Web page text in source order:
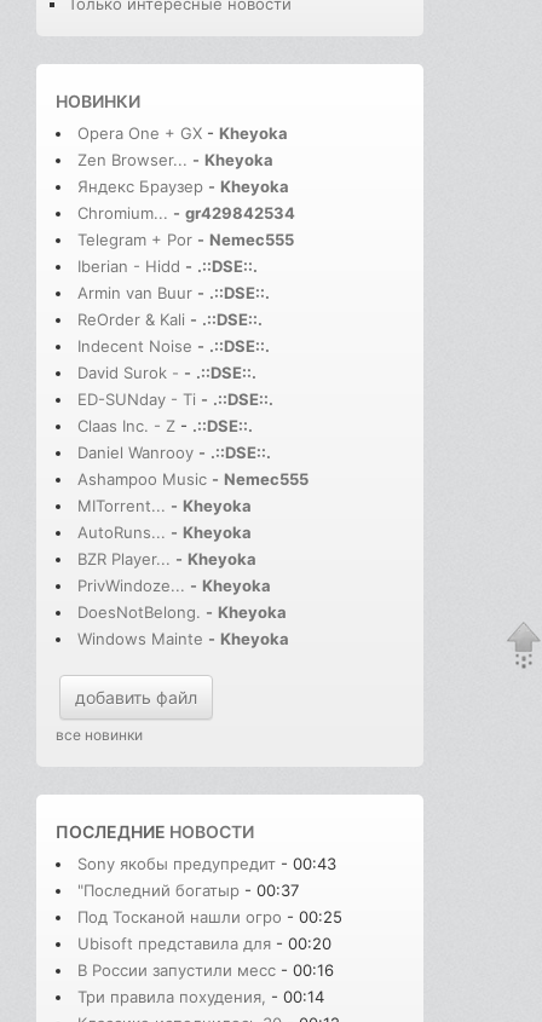
Только интересные новости
НОВИНКИ
Opera One + GX - Kheyoka
Zen Browser... - Kheyoka
Яндекс Браузер - Kheyoka
Chromium... - gr429842534
Telegram + Por - Nemec555
Iberian - Hidd - .::DSE::.
Armin van Buur - .::DSE::.
ReOrder & Kali - .::DSE::.
Indecent Noise - .::DSE::.
David Surok - - .::DSE::.
ED-SUNday - Ti - .::DSE::.
Claas Inc. - Z - .::DSE::.
Daniel Wanrooy - .::DSE::.
Ashampoo Music - Nemec555
MITorrent... - Kheyoka
AutoRuns... - Kheyoka
BZR Player... - Kheyoka
PrivWindoze... - Kheyoka
DoesNotBelong. - Kheyoka
Windows Mainte - Kheyoka
добавить файл
все новинки
ПОСЛЕДНИЕ НОВОСТИ
Sony якобы предупредит - 00:43
"Последний богатыр - 00:37
Под Тосканой нашли огро - 00:25
Ubisoft представила для - 00:20
В России запустили месс - 00:16
Три правила похудения, - 00:14